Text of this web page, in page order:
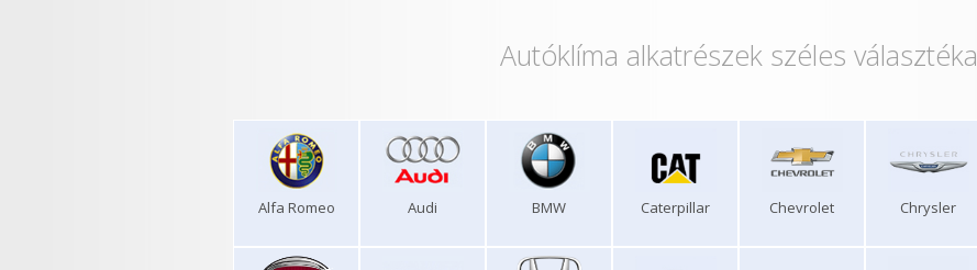
Autóklíma alkatrészek széles választéka
Alfa Romeo Audi BMW Caterpillar Chevrolet Chrysler